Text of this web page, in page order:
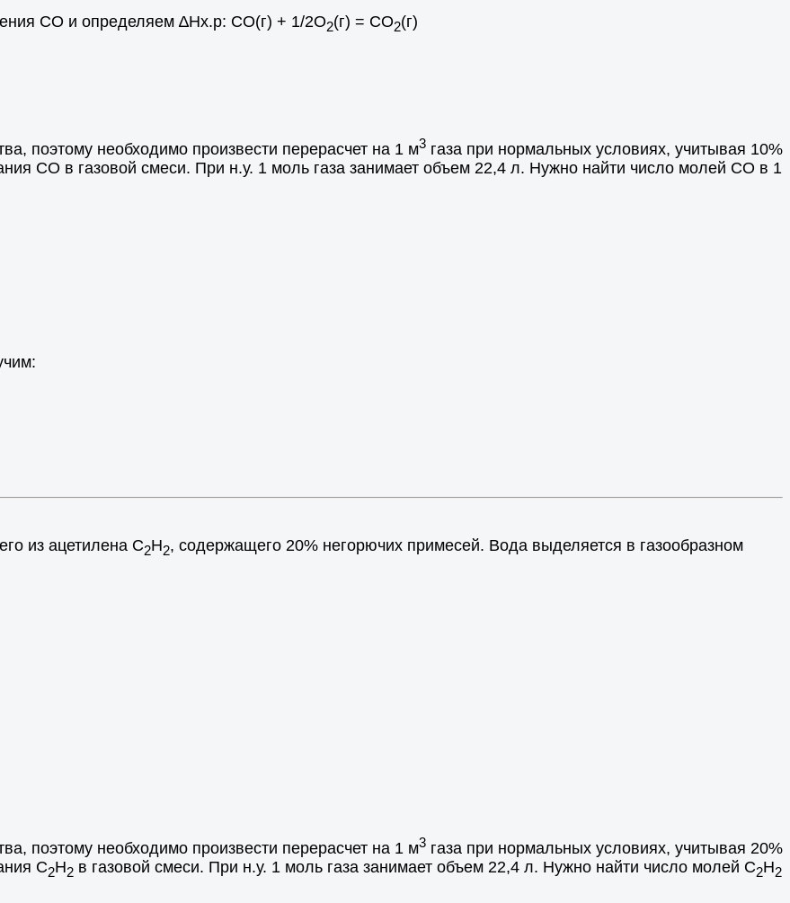
СО и определяем ∆Hх.р: СО(г) + 1/2О2(г) = СО2(г)
поэтому необходимо произвести перерасчет на 1 м3 газа при нормальных условиях, учитывая 10%
СО в газовой смеси. При н.у. 1 моль газа занимает объем 22,4 л. Нужно найти число молей СО в 1
из ацетилена С2Н2, содержащего 20% негорючих примесей. Вода выделяется в газообразном
поэтому необходимо произвести перерасчет на 1 м3 газа при нормальных условиях, учитывая 20%
С2Н2 в газовой смеси. При н.у. 1 моль газа занимает объем 22,4 л. Нужно найти число молей С2Н2